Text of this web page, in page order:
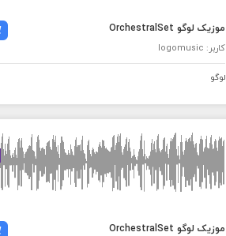
موزیک لوگو OrchestralSet
کاربر: logomusic
لوگو
MEDIA_ELEMENT_ERROR: Empty src attribute
موزیک لوگو OrchestralSet